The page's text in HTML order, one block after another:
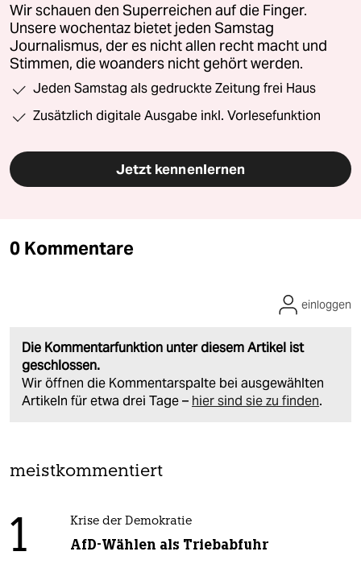
Wir schauen den Superreichen auf die Finger.
Unsere wochentaz bietet jeden Samstag
Journalismus, der es nicht allen recht macht und
Stimmen, die woanders nicht gehört werden.
Jeden Samstag als gedruckte Zeitung frei Haus
Zusätzlich digitale Ausgabe inkl. Vorlesefunktion
Jetzt kennenlernen
0 Kommentare
Die Kommentarfunktion unter diesem Artikel ist
geschlossen.
Wir öffnen die Kommentarspalte bei ausgewählten
Artikeln für etwa drei Tage – hier sind sie zu finden.
einloggen
meistkommentiert
1 Krise der Demokratie
AfD-Wählen als Triebabfuhr